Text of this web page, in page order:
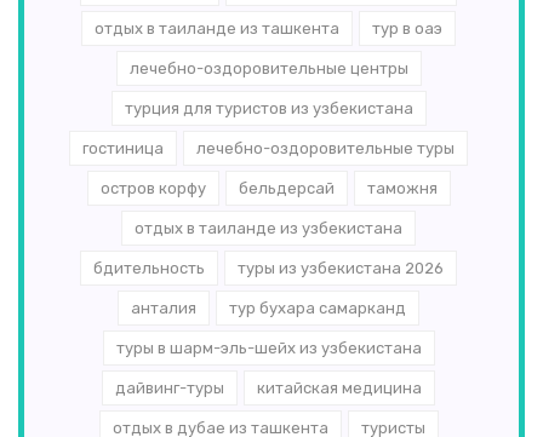
отдых в таиланде из ташкента тур в оаэ
лечебно-оздоровительные центры
турция для туристов из узбекистана
гостиница лечебно-оздоровительные туры
остров корфу бельдерсай таможня
отдых в таиланде из узбекистана
бдительность туры из узбекистана 2026
анталия тур бухара самарканд
туры в шарм-эль-шейх из узбекистана
дайвинг-туры китайская медицина
отдых в дубае из ташкента туристы